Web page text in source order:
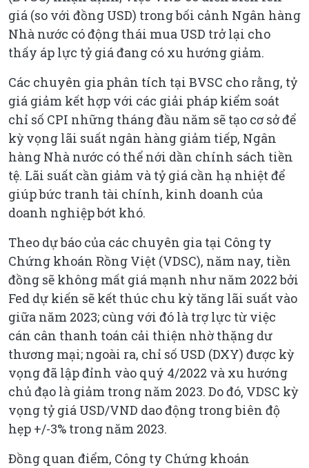
giá (so với đồng USD) trong bối cảnh Ngân hàng
Nhà nước có động thái mua USD trở lại cho
thấy áp lực tỷ giá đang có xu hướng giảm.
Các chuyên gia phân tích tại BVSC cho rằng, tỷ
giá giảm kết hợp với các giải pháp kiểm soát
chỉ số CPI những tháng đầu năm sẽ tạo cơ sở để
kỳ vọng lãi suất ngân hàng giảm tiếp, Ngân
hàng Nhà nước có thể nới dần chính sách tiền
tệ. Lãi suất cần giảm và tỷ giá cần hạ nhiệt để
giúp bức tranh tài chính, kinh doanh của
doanh nghiệp bớt khó.
Theo dự báo của các chuyên gia tại Công ty
Chứng khoán Rồng Việt (VDSC), năm nay, tiền
đồng sẽ không mất giá mạnh như năm 2022 bởi
Fed dự kiến sẽ kết thúc chu kỳ tăng lãi suất vào
giữa năm 2023; cùng với đó là trợ lực từ việc
cán cân thanh toán cải thiện nhờ thặng dư
thương mại; ngoài ra, chỉ số USD (DXY) được kỳ
vọng đã lập đỉnh vào quý 4/2022 và xu hướng
chủ đạo là giảm trong năm 2023. Do đó, VDSC kỳ
vọng tỷ giá USD/VND dao động trong biên độ
hẹp +/-3% trong năm 2023.
Đồng quan điểm, Công ty Chứng khoán